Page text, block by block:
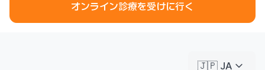
オンライン診療を受けに行く
🇯🇵 JA keyboard_arrow_down